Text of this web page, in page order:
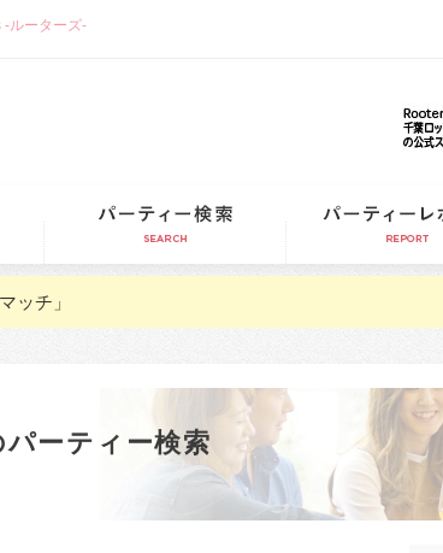
-ルーターズ-
ッチ」
ーティー検索